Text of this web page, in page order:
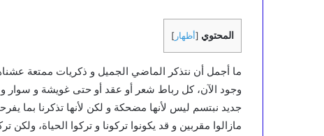
المحتوي [أظهار ]
ما أجمل أن نتذكر الماضي الجميل و ذكريات ممتعة
وجود الآن، كل رباط شعر أو عقد أو حتى غويشة و سوار
جديد نبتسم ليس لأنها مضحكة و لكن لأنها تذكرنا بما
مازالوا مقربين و قد يكونوا تركونا و تركوا الحياة، ولكن